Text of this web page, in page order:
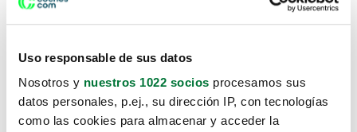
Uso responsable de sus datos
Nosotros y nuestros 1022 socios procesamos sus
datos personales, p.ej., su dirección IP, con tecnologías
como las cookies para almacenar y acceder la